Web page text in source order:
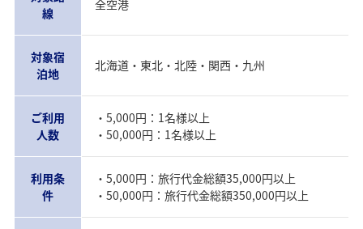
線
全空港
対象宿
泊地
北海道・東北・北陸・関西・九州
ご利用
人数
・5,000円：1名様以上
・50,000円：1名様以上
利用条
件
・5,000円：旅行代金総額35,000円以上
・50,000円：旅行代金総額350,000円以上